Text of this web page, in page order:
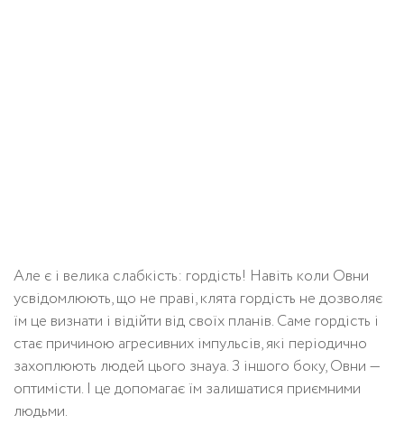
Але є і велика слабкість: гордість! Навіть коли Овни
усвідомлюють, що не праві, клята гордість не дозволяє
їм це визнати і відійти від своїх планів. Саме гордість і
стає причиною агресивних імпульсів, які періодично
захоплюють людей цього знауа. З іншого боку, Овни —
оптимісти. І це допомагає їм залишатися приємними
людьми.